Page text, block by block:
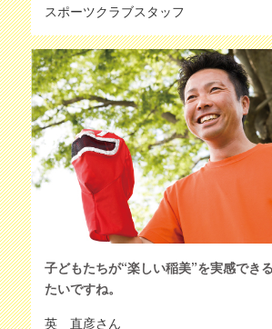
スポーツクラブスタッフ
子どもたちが“楽しい稲美”を実感でき
たいですね。
英 直彦さん